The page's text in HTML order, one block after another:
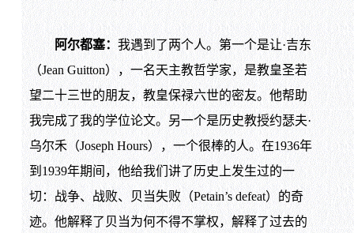
阿尔都塞： 我遇到了两个人。第一个是让·吉东
（Jean Guitton），一名天主教哲学家，是教皇圣若
望二十三世的朋友，教皇保禄六世的密友。他帮助
我完成了我的学位论文。另一个是历史教授约瑟夫·
乌尔禾（Joseph Hours），一个很棒的人。在1936年
到1939年期间，他给我们讲了历史上发生过的一
切：战争、战败、贝当失败（Petain’s defeat）的奇
迹。他解释了贝当为何不得不掌权，解释了过去的